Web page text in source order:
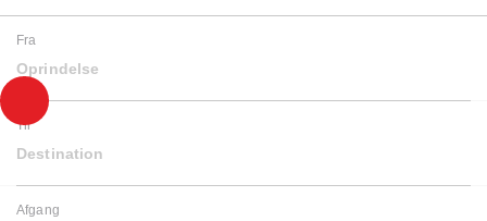
Fra
Oprindelse
Til
Destination
Afgang